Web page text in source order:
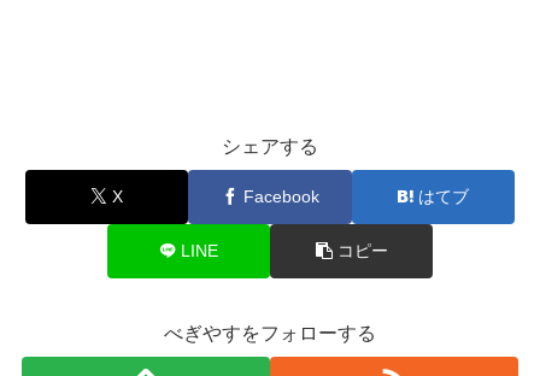
シェアする
X Facebook はてブ
LINE コピー
べぎやすをフォローする